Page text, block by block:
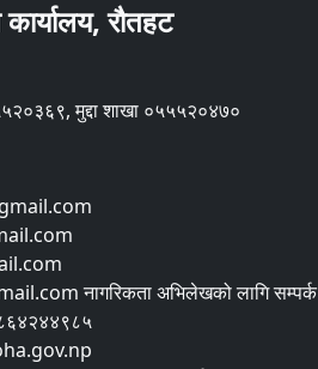
रौतहट
मुद्दा शाखा ०५५५२०४७०
नागरिकता अभिलेखको लागि सम्पर्क